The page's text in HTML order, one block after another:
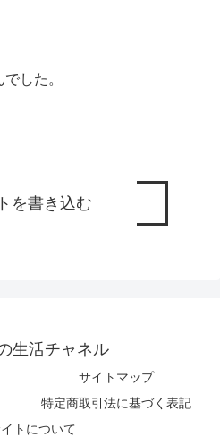
した。
を書き込む
生活チャネル
サイトマップ
特定商取引法に基づく表記
トについて